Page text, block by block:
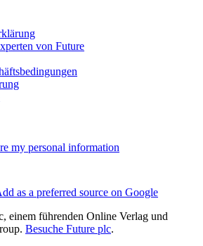
von Future
my personal information
as a preferred source on Google
einem führenden Online Verlag und
Besuche Future plc.